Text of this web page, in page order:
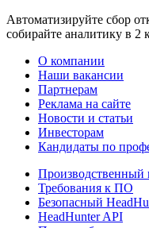
Автоматизируйте сбор
собирайте аналитику в 2
О компании
Наши вакансии
Партнерам
Реклама на сайте
Новости и статьи
Инвесторам
Кандидаты по
Производственный
Требования к ПО
Безопасный
HeadHunter API